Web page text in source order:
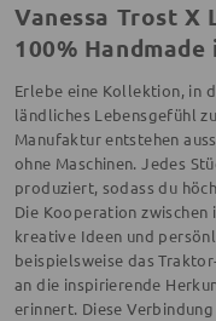
Vanessa Trost X
100% Handmade
Erlebe eine Kollektion, in
ländliches Lebensgefühl
Manufaktur entstehen
ohne Maschinen. Jedes
produziert, sodass du
Die Kooperation
kreative Ideen und
beispielsweise das
an die inspirierende
erinnert. Diese